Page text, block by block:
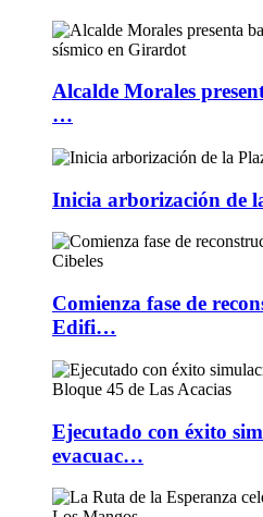
Alcalde Morales
…
Inicia arborización de
Comienza fase de
Edifi…
Ejecutado con éxito
evacuac…